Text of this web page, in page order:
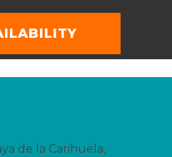
de la Carihuela,